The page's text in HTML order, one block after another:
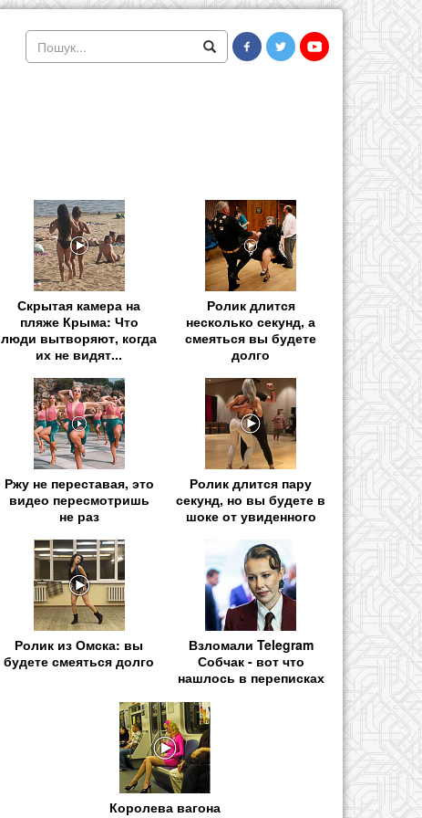
Скрытая камера на
пляже Крыма: Что
люди вытворяют, когда
их не видят...
Ролик длится
несколько секунд, а
смеяться вы будете
долго
Ржу не переставая, это
видео пересмотришь
не раз
Ролик длится пару
секунд, но вы будете в
шоке от увиденного
Ролик из Омска: вы
будете смеяться долго
Взломали Telegram
Собчак - вот что
нашлось в переписках
Королева вагона